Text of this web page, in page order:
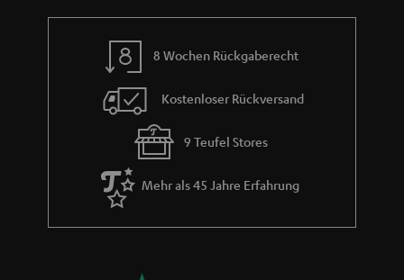
8 Wochen Rückgaberecht
Kostenloser Rückversand
9 Teufel Stores
Mehr als 45 Jahre Erfahrung